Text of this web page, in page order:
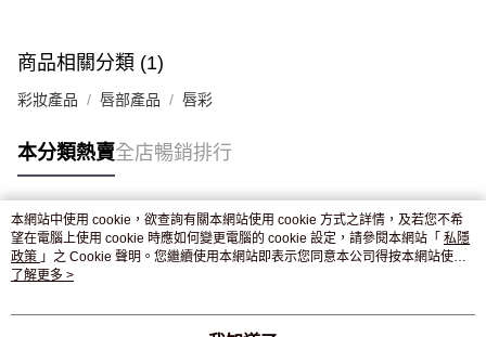
付款後門市自取，訂單確認後2-4個工作天到店，7天內取。逾期後
商品相關分類 (1)
彩妝產品 唇部產品 唇彩
本分類熱賣全店暢銷排行
熱門標籤
熱銷排行
本網站中使用 cookie，欲查詢有關本網站使用 cookie 方式之詳情，及若您不希
望在電腦上使用 cookie 時應如何變更電腦的 cookie 設定，請參閱本網站「 私隱
政策 」之 Cookie 聲明。您繼續使用本網站即表示您同意本公司得按本網站使用
條款之 Cookie 聲明使用 cookie。
了解更多 >